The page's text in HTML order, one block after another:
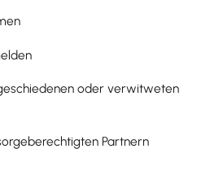
oder verwitweten
Partnern